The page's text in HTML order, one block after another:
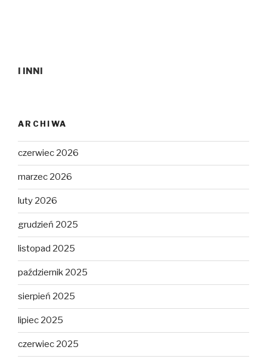
I INNI
ARCHIWA
czerwiec 2026
marzec 2026
luty 2026
grudzień 2025
listopad 2025
październik 2025
sierpień 2025
lipiec 2025
czerwiec 2025